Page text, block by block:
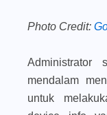
Photo Credit:
Administrator
mendalam
untuk